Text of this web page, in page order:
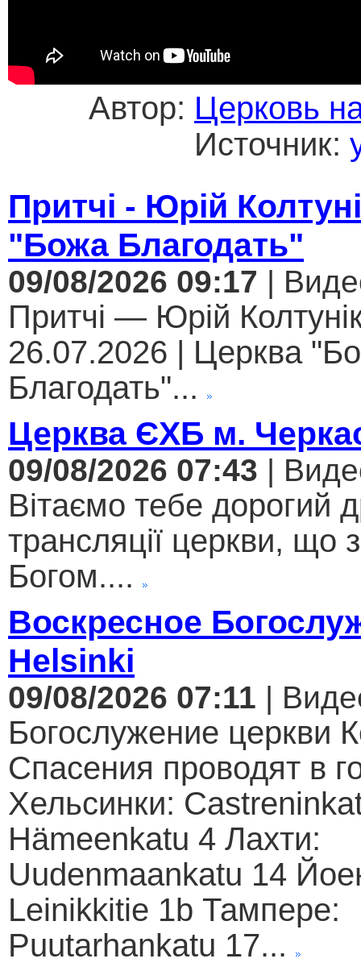
Автор: Церковь
Источник:
Притчі - Юрій
"Божа Благодать"
09/08/2026 09:17 |
Притчі — Юрій
26.07.2026 | Церква
Благодать"...
Церква ЄХБ м.
09/08/2026 07:43 |
Вітаємо тебе дорогий
трансляції церкви, що
Богом....
Воскресное
Helsinki
09/08/2026 07:11 |
Богослужение церкви
Спасения проводят в
Хельсинки:
Hämeenkatu 4 Лахти:
Uudenmaankatu 14
Leinikkitie 1b Тампере:
Puutarhankatu 17...